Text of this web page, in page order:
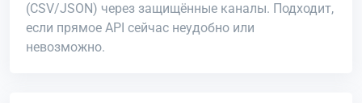
(CSV/JSON) через защищённые каналы. Подходит,
если прямое API сейчас неудобно или
невозможно.